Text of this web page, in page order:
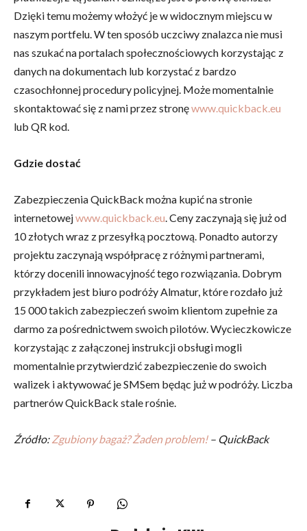
Dzięki temu możemy włożyć je w widocznym miejscu w
naszym portfelu. W ten sposób uczciwy znalazca nie musi
nas szukać na portalach społecznościowych korzystając z
danych na dokumentach lub korzystać z bardzo
czasochłonnej procedury policyjnej. Może momentalnie
skontaktować się z nami przez stronęwww.quickback.eu
lub QR kod.
Gdzie dostać
Zabezpieczenia QuickBack można kupić na stronie
internetowejwww.quickback.eu . Ceny zaczynają się już od
10 złotych wraz z przesyłką pocztową. Ponadto autorzy
projektu zaczynają współpracę z różnymi partnerami,
którzy docenili innowacyjność tego rozwiązania. Dobrym
przykładem jest biuro podróży Almatur, które rozdało już
15 000 takich zabezpieczeń swoim klientom zupełnie za
darmo za pośrednictwem swoich pilotów. Wycieczkowicze
korzystając z załączonej instrukcji obsługi mogli
momentalnie przytwierdzić zabezpieczenie do swoich
walizek i aktywować je SMSem będąc już w podróży. Liczba
partnerów QuickBack stale rośnie.
Źródło: Zgubiony bagaż? Żaden problem!– QuickBack